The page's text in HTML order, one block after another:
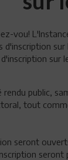
vou!
d'inscription
sur
rendu public,
tout
seront
seront